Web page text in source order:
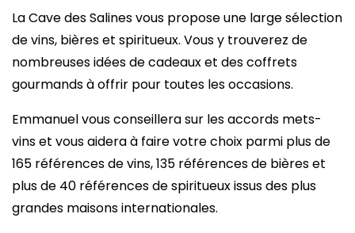
La Cave des Salines vous propose une large sélection
de vins, bières et spiritueux. Vous y trouverez de
nombreuses idées de cadeaux et des coffrets
gourmands à offrir pour toutes les occasions.
Emmanuel vous conseillera sur les accords mets-
vins et vous aidera à faire votre choix parmi plus de
165 références de vins, 135 références de bières et
plus de 40 références de spiritueux issus des plus
grandes maisons internationales.